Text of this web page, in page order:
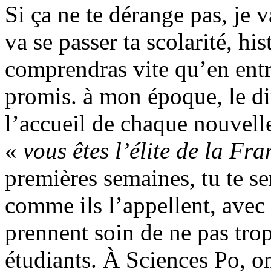
Si ça ne te dérange pas, je
va se passer ta scolarité,
comprendras vite qu’en
promis. à mon époque, le
l’accueil de chaque
« vous êtes l’élite de la
premières semaines, tu te
comme ils l’appellent,
prennent soin de ne pas
étudiants. À Sciences Po,